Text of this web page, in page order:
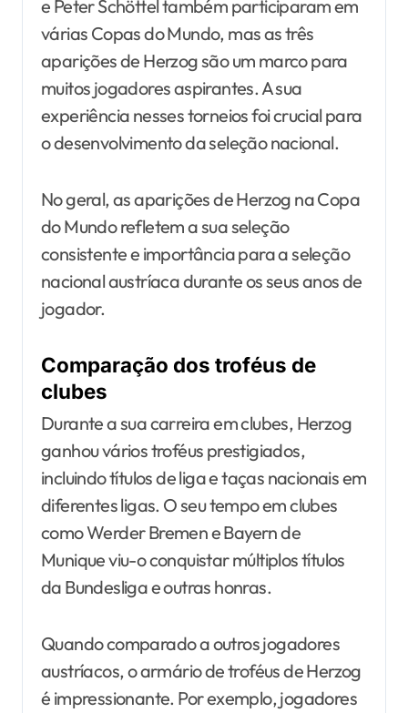
e Peter Schöttel também participaram em
várias Copas do Mundo, mas as três
aparições de Herzog são um marco para
muitos jogadores aspirantes. A sua
experiência nesses torneios foi crucial para
o desenvolvimento da seleção nacional.
No geral, as aparições de Herzog na Copa
do Mundo refletem a sua seleção
consistente e importância para a seleção
nacional austríaca durante os seus anos de
jogador.
Comparação dos troféus de
clubes
Durante a sua carreira em clubes, Herzog
ganhou vários troféus prestigiados,
incluindo títulos de liga e taças nacionais em
diferentes ligas. O seu tempo em clubes
como Werder Bremen e Bayern de
Munique viu-o conquistar múltiplos títulos
da Bundesliga e outras honras.
Quando comparado a outros jogadores
austríacos, o armário de troféus de Herzog
é impressionante. Por exemplo, jogadores